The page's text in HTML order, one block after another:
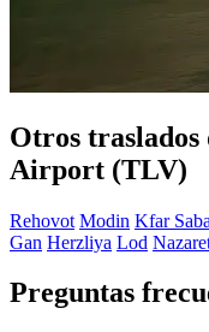
Otros traslados
Airport (TLV)
Rehovot Modin Kfar Saba
Gan Herzliya Lod
Preguntas